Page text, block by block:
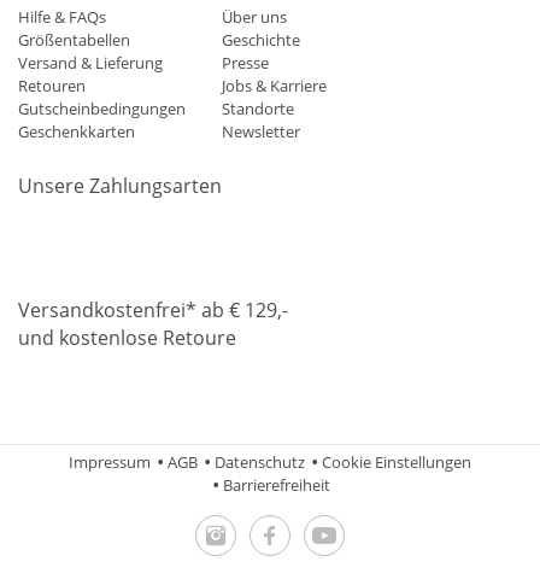
Hilfe & FAQs
Größentabellen
Versand & Lieferung
Retouren
Gutscheinbedingungen
Geschenkkarten
Über uns
Geschichte
Presse
Jobs & Karriere
Standorte
Newsletter
Unsere Zahlungsarten
Versandkostenfrei* ab € 129,-
und kostenlose Retoure
Impressum AGB Datenschutz
Cookie Einstellungen
Barrierefreiheit